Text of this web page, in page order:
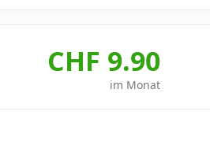
CHF 9.90
im Monat